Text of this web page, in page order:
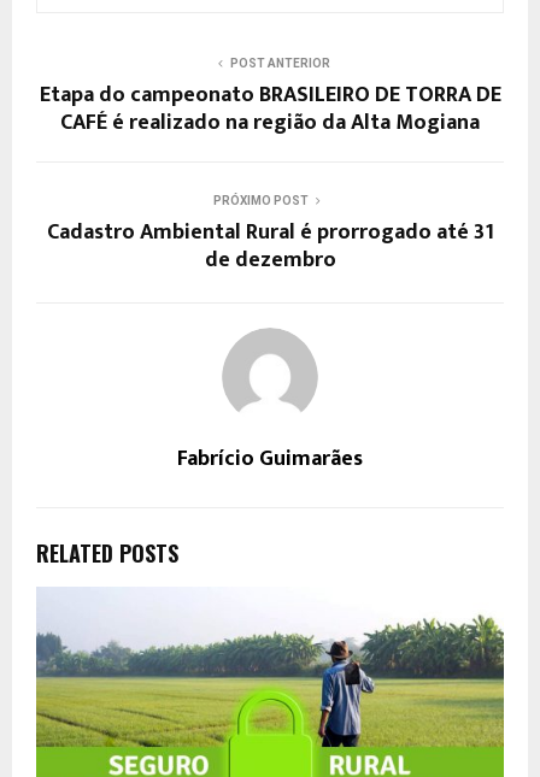
POST ANTERIOR
Etapa do campeonato BRASILEIRO DE TORRA DE
CAFÉ é realizado na região da Alta Mogiana
PRÓXIMO POST
Cadastro Ambiental Rural é prorrogado até 31
de dezembro
Fabrício Guimarães
RELATED POSTS